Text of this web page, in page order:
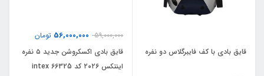
قایق بادی با کف فایبرگلاس دو نفره
59,000,000
56,000,000 تومان
قایق بادی اکسکروشن جدید ۵ نفره
اینتکس ۲۰۲۶ کد intex 66325